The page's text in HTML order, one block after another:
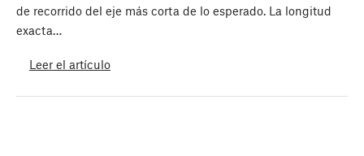
de recorrido del eje más corta de lo esperado. La longitud
exacta…
Leer el artículo